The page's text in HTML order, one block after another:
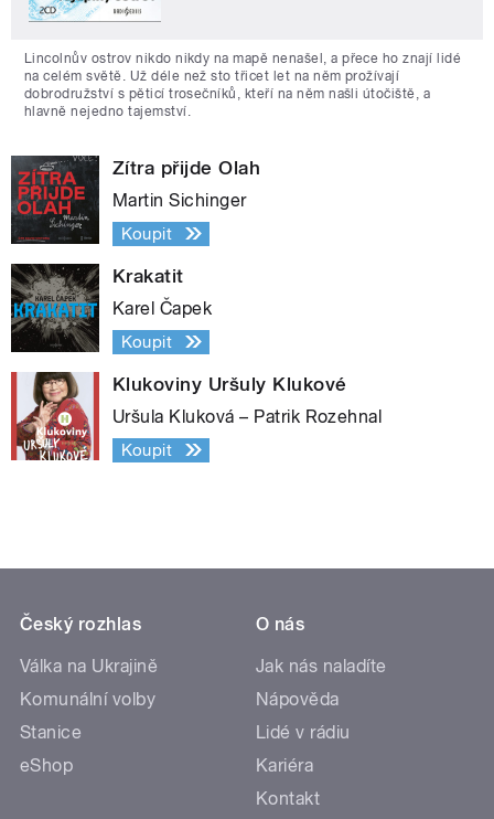
Lincolnův ostrov nikdo nikdy na mapě nenašel, a přece ho znají lidé
na celém světě. Už déle než sto třicet let na něm prožívají
dobrodružství s pěticí trosečníků, kteří na něm našli útočiště, a
hlavně nejedno tajemství.
Zítra přijde Olah
Martin Sichinger
Koupit
Krakatit
Karel Čapek
Koupit
Klukoviny Uršuly Klukové
Uršula Kluková – Patrik Rozehnal
Koupit
Český rozhlas
Válka na Ukrajině
Komunální volby
Stanice
eShop
O nás
Jak nás naladíte
Nápověda
Lidé v rádiu
Kariéra
Kontakt